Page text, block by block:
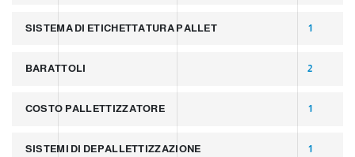
SISTEMA DI ETICHETTATURA PALLET 1
BARATTOLI 2
COSTO PALLETTIZZATORE 1
SISTEMI DI DEPALLETTIZZAZIONE 1